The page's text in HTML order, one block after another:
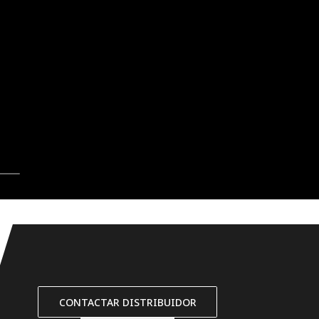
CONTACTAR DISTRIBUIDOR